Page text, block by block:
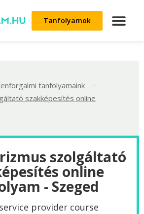
Tanfolyamok
tanfolyamaink
szakképesítés online
szolgáltató
online
- Szeged
provider course